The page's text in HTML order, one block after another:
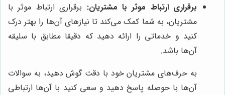
برقراری ارتباط موثر با مشتریان: برقراری ارتباط موثر با
مشتریان، به شما کمک می‌کند تا نیازهای آن‌ها را بهتر درک
کنید و خدماتی را ارائه دهید که دقیقا مطابق با سلیقه
آن‌ها باشد.
به حرف‌های مشتریان خود با دقت گوش دهید، به سوالات
آن‌ها با حوصله پاسخ دهید و سعی کنید با آن‌ها ارتباطی